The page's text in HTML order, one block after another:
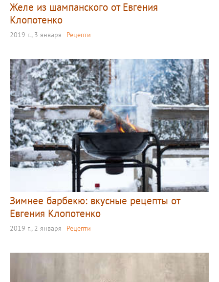
Желе из шампанского от Евгения
Клопотенко
2019 г., 3 января Рецепти
Зимнее барбекю: вкусные рецепты от
Евгения Клопотенко
2019 г., 2 января Рецепти